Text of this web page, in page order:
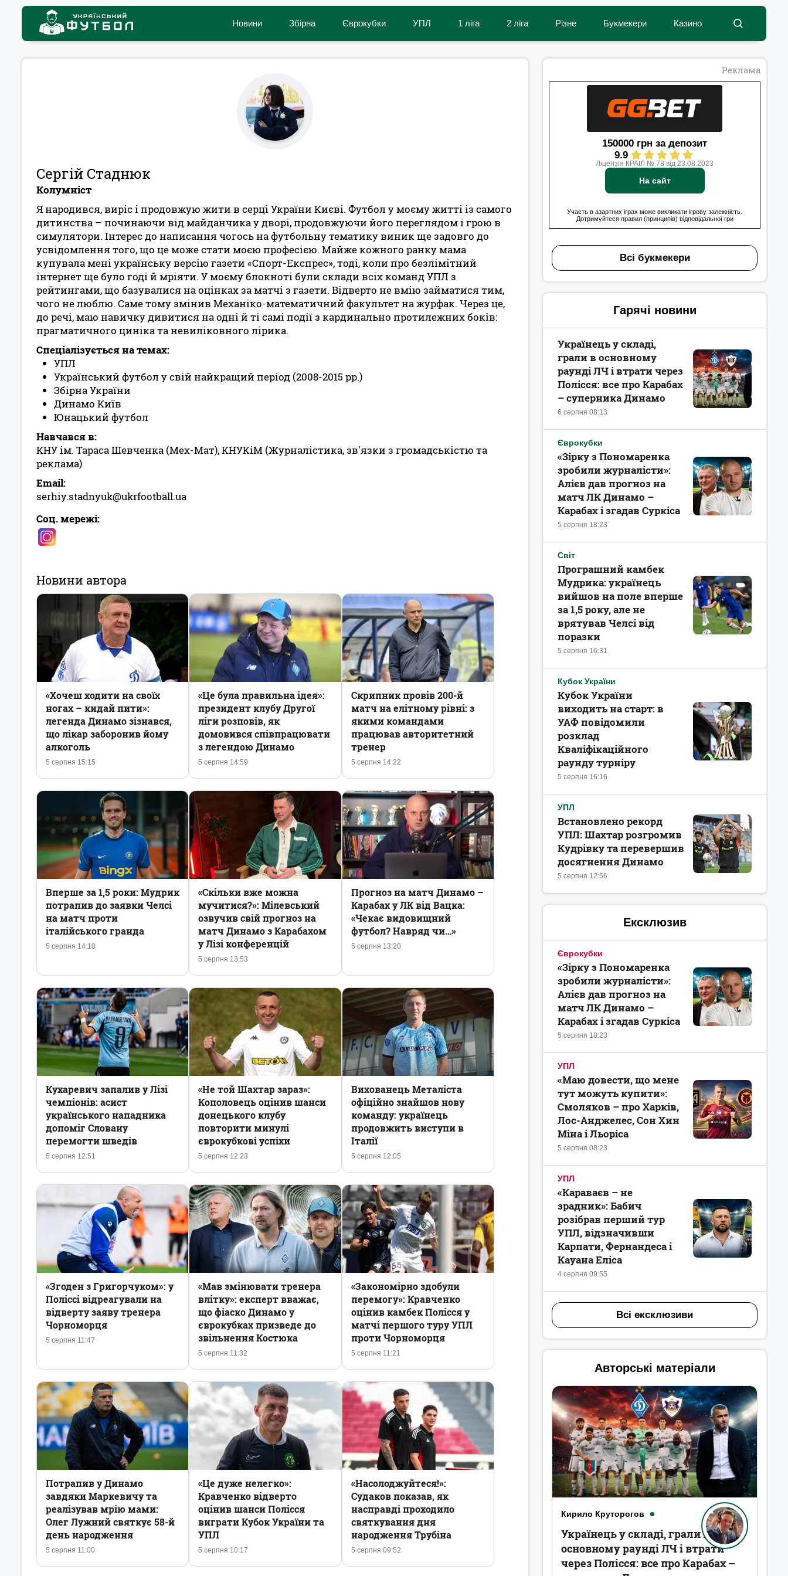
Новини Збірна Єврокубки УПЛ 1 ліга 2 ліга Різне Букмекери Казино
Сергій Стаднюк
Колумніст
Я народився, виріс і продовжую жити в серці України Києві. Футбол у моєму житті із самого
дитинства – починаючи від майданчика у дворі, продовжуючи його переглядом і грою в
симулятори. Інтерес до написання чогось на футбольну тематику виник ще задовго до
усвідомлення того, що це може стати моєю професією. Майже кожного ранку мама
купувала мені українську версію газети «Спорт-Експрес», тоді, коли про безлімітний
інтернет ще було годі й мріяти. У моєму блокноті були склади всіх команд УПЛ з
рейтингами, що базувалися на оцінках за матчі з газети. Відверто не вмію займатися тим,
чого не люблю. Саме тому змінив Механіко-математичний факультет на журфак. Через це,
до речі, маю навичку дивитися на одні й ті самі події з кардинально протилежних боків:
прагматичного циніка та невиліковного лірика.
Спеціалізується на темах:
УПЛ
Український футбол у свій найкращий період (2008-2015 рр.)
Збірна України
Динамо Київ
Юнацький футбол
Навчався в:
КНУ ім. Тараса Шевченка (Мех-Мат), КНУКіМ (Журналістика, зв'язки з громадськістю та
реклама)
Email:
serhiy.stadnyuk@ukrfootball.ua
Соц. мережі:
Новини автора
5 серпня 15:15
«Хочеш ходити на своїх
ногах – кидай пити»:
легенда Динамо зізнався,
що лікар заборонив йому
алкоголь
5 серпня 14:59
«Це була правильна ідея»:
президент клубу Другої
ліги розповів, як
домовився співпрацювати
з легендою Динамо
5 серпня 14:22
Скрипник провів 200-й
матч на елітному рівні: з
якими командами
працював авторитетний
тренер
5 серпня 14:10
Вперше за 1,5 роки: Мудрик
потрапив до заявки Челсі
на матч проти
італійського гранда
5 серпня 13:53
«Скільки вже можна
мучитися?»: Мілевський
озвучив свій прогноз на
матч Динамо з Карабахом
у Лізі конференцій
5 серпня 13:20
Прогноз на матч Динамо –
Карабах у ЛК від Вацка:
«Чекає видовищний
футбол? Навряд чи…»
5 серпня 12:51
Кухаревич запалив у Лізі
чемпіонів: асист
українського нападника
допоміг Словану
перемогти шведів
5 серпня 12:23
«Не той Шахтар зараз»:
Кополовець оцінив шанси
донецького клубу
повторити минулі
єврокубкові успіхи
5 серпня 12:05
Вихованець Металіста
офіційно знайшов нову
команду: українець
продовжить виступи в
Італії
5 серпня 11:47
«Згоден з Григорчуком»: у
Поліссі відреагували на
відверту заяву тренера
Чорноморця
5 серпня 11:32
«Мав змінювати тренера
влітку»: експерт вважає,
що фіаско Динамо у
єврокубках призведе до
звільнення Костюка
5 серпня 11:21
«Закономірно здобули
перемогу»: Кравченко
оцінив камбек Полісся у
матчі першого туру УПЛ
проти Чорноморця
5 серпня 11:00
Потрапив у Динамо
завдяки Маркевичу та
реалізував мрію мами:
Олег Лужний святкує 58-й
день народження
5 серпня 10:17
«Це дуже нелегко»:
Кравченко відверто
оцінив шанси Полісся
виграти Кубок України та
УПЛ
5 серпня 09:52
«Насолоджуйтеся!»:
Судаков показав, як
насправді проходило
святкування дня
народження Трубіна
Реклама
150000 грн за депозит
9.9
Ліцензія КРАІЛ № 78 від 23.08.2023
На сайт
Участь в азартних іграх може викликати ігрову залежність.
Дотримуйтеся правил (принципів) відповідальної гри
Всі букмекери
Гарячі новини
6 серпня 08:13
Українець у складі,
грали в основному
раунді ЛЧ і втрати через
Полісся: все про Карабах
– суперника Динамо
Єврокубки
5 серпня 18:23
«Зірку з Пономаренка
зробили журналісти»:
Алієв дав прогноз на
матч ЛК Динамо –
Карабах і згадав Суркіса
Світ
5 серпня 16:31
Програшний камбек
Мудрика: українець
вийшов на поле вперше
за 1,5 року, але не
врятував Челсі від
поразки
Кубок України
5 серпня 16:16
Кубок України
виходить на старт: в
УАФ повідомили
розклад
Кваліфікаційного
раунду турніру
УПЛ
5 серпня 12:56
Встановлено рекорд
УПЛ: Шахтар розгромив
Кудрівку та перевершив
досягнення Динамо
Ексклюзив
Єврокубки
5 серпня 18:23
«Зірку з Пономаренка
зробили журналісти»:
Алієв дав прогноз на
матч ЛК Динамо –
Карабах і згадав Суркіса
УПЛ
5 серпня 08:23
«Маю довести, що мене
тут можуть купити»:
Смоляков – про Харків,
Лос-Анджелес, Сон Хин
Міна і Льоріса
УПЛ
4 серпня 09:55
«Караваєв – не
зрадник»: Бабич
розібрав перший тур
УПЛ, відзначивши
Карпати, Фернандеса і
Кауана Еліса
Всі ексклюзиви
Авторські матеріали
Кирило Круторогов
Українець у складі, грали в
основному раунді ЛЧ і втрати
через Полісся: все про Карабах –